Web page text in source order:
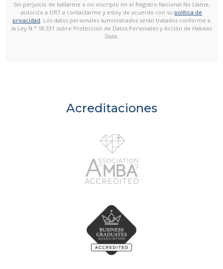
Sin perjuicio de hallarme o no inscripto en el Registro Nacional No Llame,
autorizo a ORT a contactarme y estoy de acuerdo con su política de
privacidad. Los datos personales suministrados serán tratados conforme a
la Ley N.° 18.331 sobre Protección de Datos Personales y Acción de Habeas
Data.
Acreditaciones